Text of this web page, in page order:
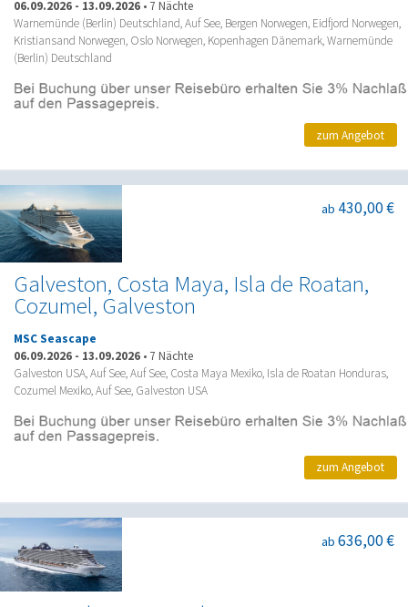
06.09.2026 - 13.09.2026 • 7 Nächte
Warnemünde (Berlin) Deutschland, Auf See, Bergen Norwegen, Eidfjord Norwegen,
Kristiansand Norwegen, Oslo Norwegen, Kopenhagen Dänemark, Warnemünde
(Berlin) Deutschland
zum Angebot
Galveston, Costa Maya, Isla de Roatan,
Cozumel, Galveston
ab 430,00 €
MSC Seascape
06.09.2026 - 13.09.2026 • 7 Nächte
Galveston USA, Auf See, Auf See, Costa Maya Mexiko, Isla de Roatan Honduras,
Cozumel Mexiko, Auf See, Galveston USA
zum Angebot
ab 636,00 €